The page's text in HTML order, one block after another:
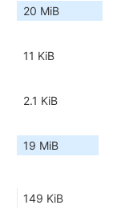
20 MiB
11 KiB
2.1 KiB
19 MiB
149 KiB